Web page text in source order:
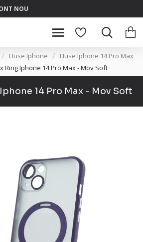
NOU
Huse Iphone
Huse Iphone 14 Pro Max
Ring Iphone 14 Pro Max - Mov Soft
14 Pro Max - Mov Soft